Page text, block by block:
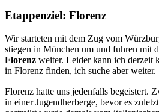
Etappenziel: Florenz
Wir starteten mit dem Zug vom
stiegen in München um und fuhren mit
Florenz weiter. Leider kann ich derzeit
in Florenz finden, ich suche aber weiter.
Florenz hatte uns jedenfalls begeistert.
in einer Jugendherberge, bevor es